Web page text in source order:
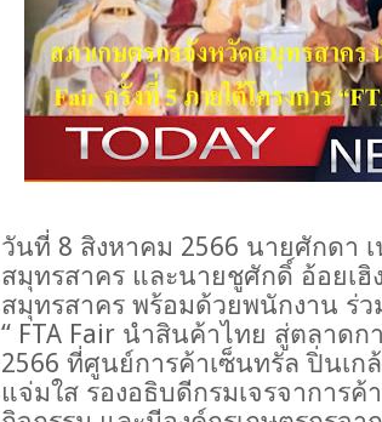
วันที่ 8 สิงหาคม 2566 นายศักดา
สมุทรสาคร และนายชูศักดิ์ อ้อยเ
สมุทรสาคร พร้อมด้วยพนักงาน ร่ว
“ FTA Fair นำสินค้าไทย สู่ตลาดก
2566 ที่ศูนย์การค้าเซ็นทรัล ปิ่นเ
แจ่มใส รองอธิบดีกรมเจรจาการค้